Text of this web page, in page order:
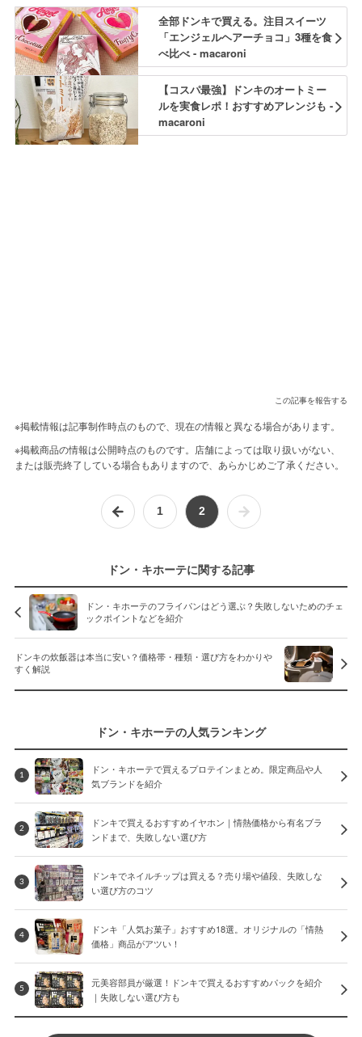
全部ドンキで買える。注目スイーツ
「エンジェルヘアーチョコ」3種を食
べ比べ - macaroni
【コスパ最強】ドンキのオートミー
ルを実食レポ！おすすめアレンジも -
macaroni
この記事を報告する
※掲載情報は記事制作時点のもので、現在の情報と異なる場合があります。
※掲載商品の情報は公開時点のものです。店舗によっては取り扱いがない、
または販売終了している場合もありますので、あらかじめご了承ください。
1 2
ドン・キホーテに関する記事
ドン・キホーテのフライパンはどう選ぶ？失敗しないためのチェ
ックポイントなどを紹介
ドンキの炊飯器は本当に安い？価格帯・種類・選び方をわかりや
すく解説
ドン・キホーテの人気ランキング
1
ドン・キホーテで買えるプロテインまとめ。限定商品や人
気ブランドを紹介
2
ドンキで買えるおすすめイヤホン｜情熱価格から有名ブラ
ンドまで、失敗しない選び方
3
ドンキでネイルチップは買える？売り場や値段、失敗しな
い選び方のコツ
4
ドンキ「人気お菓子」おすすめ18選。オリジナルの「情熱
価格」商品がアツい！
5
元美容部員が厳選！ドンキで買えるおすすめパックを紹介
｜失敗しない選び方も